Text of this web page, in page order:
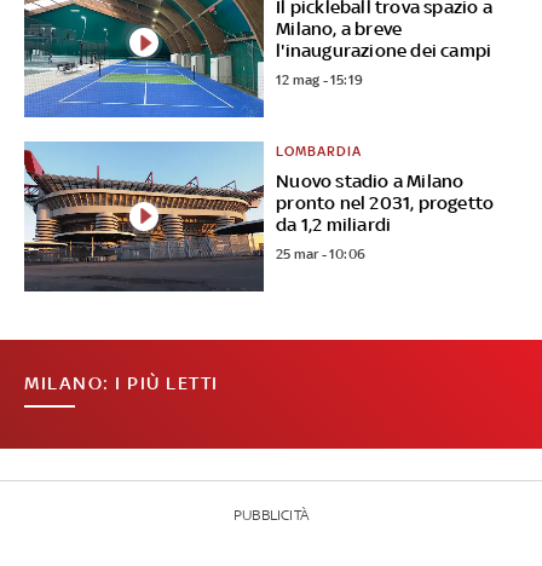
Il pickleball trova spazio a
Milano, a breve
l'inaugurazione dei campi
12 mag - 15:19
Nuovo stadio a Milano
pronto nel 2031, progetto
da 1,2 miliardi
LOMBARDIA
25 mar - 10:06
MILANO: I PIÙ LETTI
PUBBLICITÀ